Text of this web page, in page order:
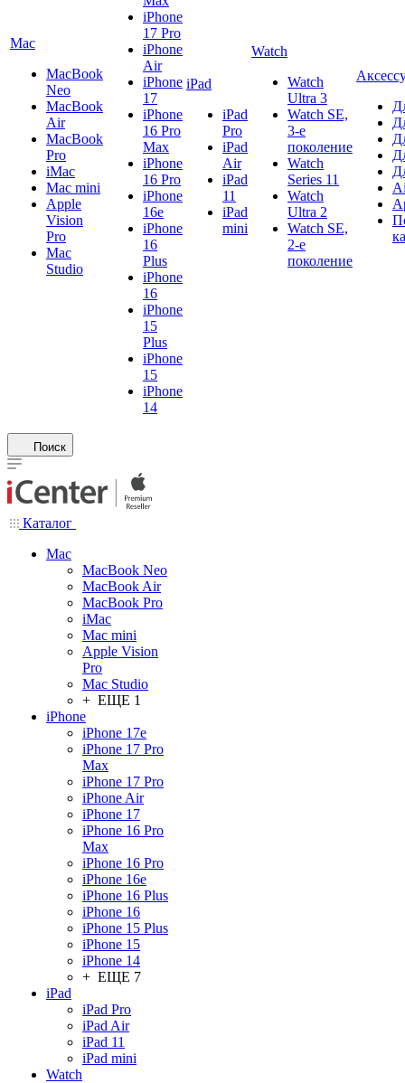
Mac
MacBook
Neo
MacBook
Air
MacBook
Pro
iMac
Mac mini
Apple
Vision
Pro
Mac
Studio
iPhone
17 Pro
iPhone
Air
iPhone
17
iPhone
16 Pro
Max
iPhone
16 Pro
iPhone
16e
iPhone
16
Plus
iPhone
16
iPhone
15
Plus
iPhone
15
iPhone
14
iPad
iPad
Pro
iPad
Air
iPad
11
iPad
mini
Watch
Watch
Ultra 3
Watch SE,
3-е
поколение
Watch
Series 11
Watch
Ultra 2
Watch SE,
2-е
поколение
Поиск
Каталог
Mac
MacBook Neo
MacBook Air
MacBook Pro
iMac
Mac mini
Apple Vision
Pro
Mac Studio
+ ЕЩЕ 1
iPhone
iPhone 17e
iPhone 17 Pro
Max
iPhone 17 Pro
iPhone Air
iPhone 17
iPhone 16 Pro
Max
iPhone 16 Pro
iPhone 16e
iPhone 16 Plus
iPhone 16
iPhone 15 Plus
iPhone 15
iPhone 14
+ ЕЩЕ 7
iPad
iPad Pro
iPad Air
iPad 11
iPad mini
Watch